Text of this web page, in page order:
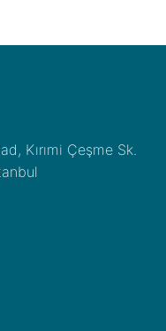
Kırımi Çeşme Sk.